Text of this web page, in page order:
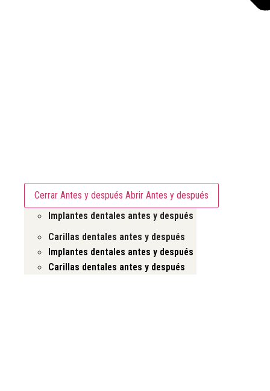
Cerrar Antes y después Abrir Antes y después
Implantes dentales antes y después
Carillas dentales antes y después
Implantes dentales antes y después
Carillas dentales antes y después